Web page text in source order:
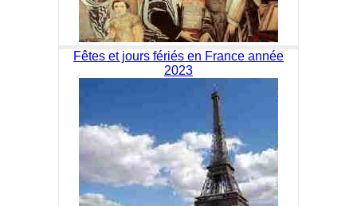
Fêtes et jours fériés en France année
2023